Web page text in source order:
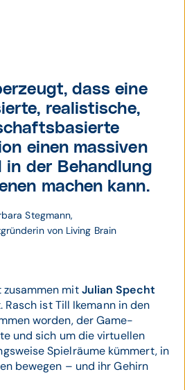
dass eine
realistische,
einen massiven
in der Behandlung
machen kann.
Stegmann,
von Living Brain
zusammen mitJulian Specht
Rasch ist Till Ikemann in den
worden, der Game-
und sich um die virtuellen
Spielräume kümmert, in
bewegen – und ihr Gehirn